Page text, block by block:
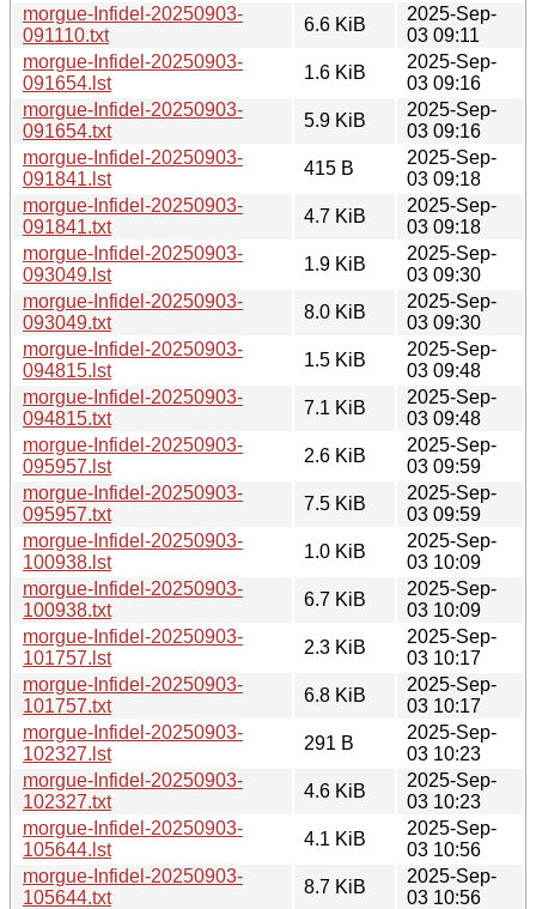
morgue-Infidel-20250903-
091110.txt
6.6 KiB
2025-Sep-
03 09:11
morgue-Infidel-20250903-
091654.lst
1.6 KiB
2025-Sep-
03 09:16
morgue-Infidel-20250903-
091654.txt
5.9 KiB
2025-Sep-
03 09:16
morgue-Infidel-20250903-
091841.lst
415 B
2025-Sep-
03 09:18
morgue-Infidel-20250903-
091841.txt
4.7 KiB
2025-Sep-
03 09:18
morgue-Infidel-20250903-
093049.lst
1.9 KiB
2025-Sep-
03 09:30
morgue-Infidel-20250903-
093049.txt
8.0 KiB
2025-Sep-
03 09:30
morgue-Infidel-20250903-
094815.lst
1.5 KiB
2025-Sep-
03 09:48
morgue-Infidel-20250903-
094815.txt
7.1 KiB
2025-Sep-
03 09:48
morgue-Infidel-20250903-
095957.lst
2.6 KiB
2025-Sep-
03 09:59
morgue-Infidel-20250903-
095957.txt
7.5 KiB
2025-Sep-
03 09:59
morgue-Infidel-20250903-
100938.lst
1.0 KiB
2025-Sep-
03 10:09
morgue-Infidel-20250903-
100938.txt
6.7 KiB
2025-Sep-
03 10:09
morgue-Infidel-20250903-
101757.lst
2.3 KiB
2025-Sep-
03 10:17
morgue-Infidel-20250903-
101757.txt
6.8 KiB
2025-Sep-
03 10:17
morgue-Infidel-20250903-
102327.lst
291 B
2025-Sep-
03 10:23
morgue-Infidel-20250903-
102327.txt
4.6 KiB
2025-Sep-
03 10:23
morgue-Infidel-20250903-
105644.lst
4.1 KiB
2025-Sep-
03 10:56
morgue-Infidel-20250903-
105644.txt
8.7 KiB
2025-Sep-
03 10:56